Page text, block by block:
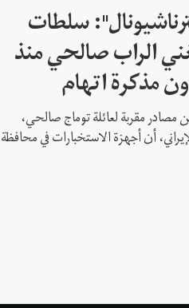
سلطات
الراب صالحي منذ
مذكرة اتهام
مصادر مقربة لعائلة توماج صالحي،
أن أجهزة الاستخبارات في محافظة